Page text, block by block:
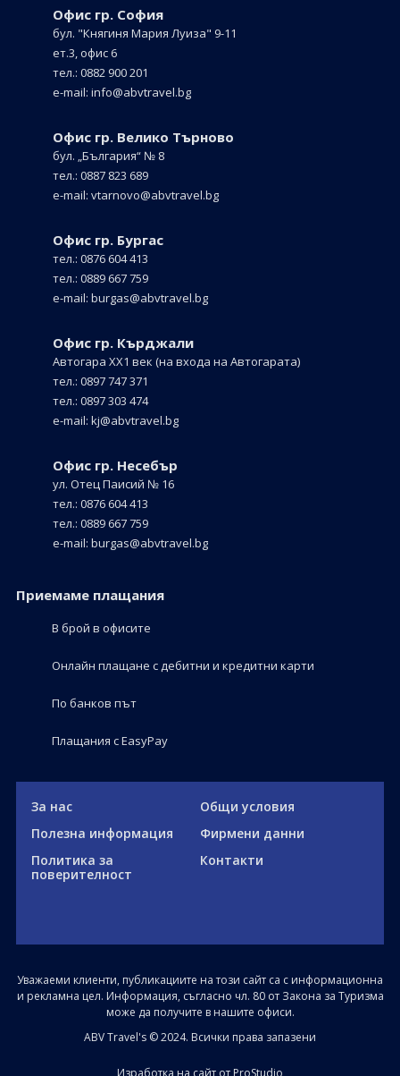
Офис гр. София
бул. "Княгиня Мария Луиза" 9-11
ет.3, офис 6
тел.: 0882 900 201
е-mail: info@abvtravel.bg
Офис гр. Велико Търново
бул. „България“ № 8
тел.: 0887 823 689
е-mail: vtarnovo@abvtravel.bg
Офис гр. Бургас
тел.: 0876 604 413
тел.: 0889 667 759
е-mail: burgas@abvtravel.bg
Офис гр. Кърджали
Автогара ХХ1 век (на входа на Автогарата)
тел.: 0897 747 371
тел.: 0897 303 474
е-mail: kj@abvtravel.bg
Офис гр. Несебър
ул. Отец Паисий № 16
тел.: 0876 604 413
тел.: 0889 667 759
е-mail: burgas@abvtravel.bg
Приемaме плащания
В брой в офисите
Онлайн плащане с дебитни и кредитни карти
По банков път
Плащания с EasyPay
За нас
Общи условия
Полезна информация
Фирмени данни
Политика за
поверителност
Контакти
Уважаеми клиенти, публикациите на този сайт са с информационна
и рекламна цел. Информация, съгласно чл. 80 от Закона за Туризма
може да получите в нашите офиси.
ABV Travel's © 2024. Всички права запазени
Изработка на сайт от ProStudio